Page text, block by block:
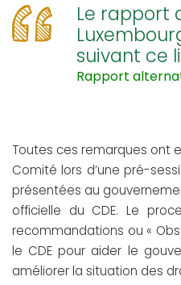
Le rapport
suivant ce
Rapport
Toutes ces remarques ont
Comité lors d’une pré-
présentées au
officielle du CDE. Le
recommandations ou «
le CDE pour aider le
améliorer la situation des